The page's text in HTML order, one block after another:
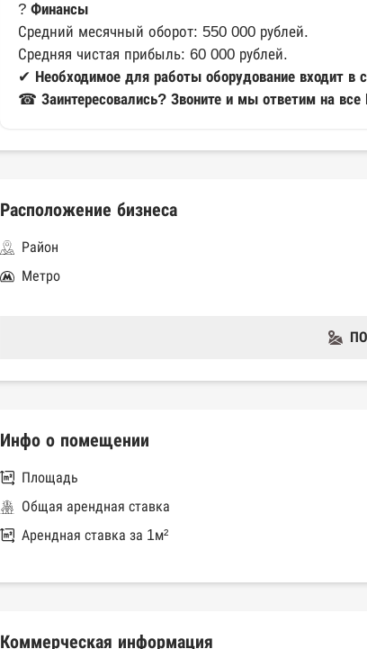
? Финансы
Средний месячный оборот: 550 000 рублей.
Средняя чистая прибыль: 60 000 рублей.
✔ Необходимое для работы оборудование входит в
☎ Заинтересовались? Звоните и мы ответим на
Расположение бизнеса
Район
Метро
Инфо о помещении
Площадь
Общая арендная ставка
Арендная ставка за 1м²
Коммерческая информация